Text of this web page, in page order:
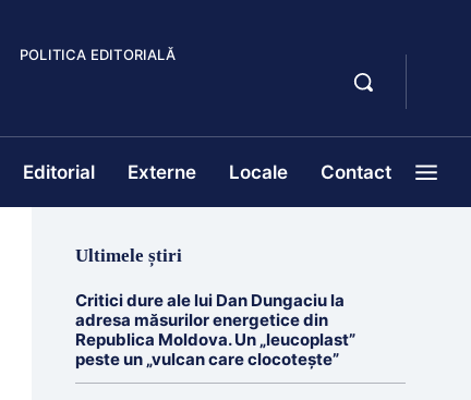
POLITICA EDITORIALĂ
Editorial Externe Locale Contact
Ultimele știri
Critici dure ale lui Dan Dungaciu la
adresa măsurilor energetice din
Republica Moldova. Un „leucoplast”
peste un „vulcan care clocotește”